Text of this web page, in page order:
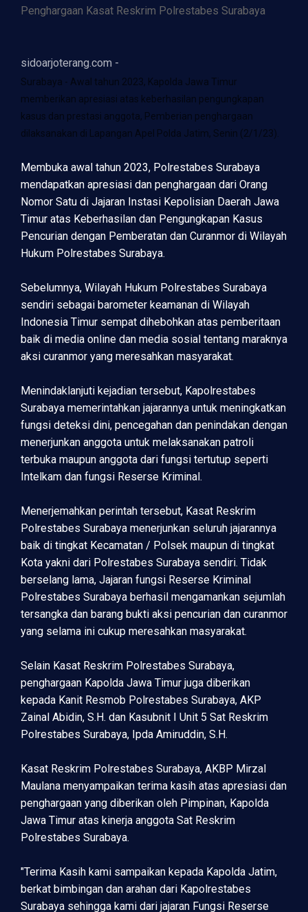
sidoarjoterang.com -
Surabaya - Awal tahun 2023, Kapolda Jawa Timur
memberikan apresiasi atas keberhasilan pengungkapan
kasus dan prestasi anggota, Pemberian penghargaan
dilaksanakan di Lapangan Apel Polda Jatim, Senin (2/1/23).
Membuka awal tahun 2023, Polrestabes Surabaya
mendapatkan apresiasi dan penghargaan dari Orang
Nomor Satu di Jajaran Instasi Kepolisian Daerah Jawa
Timur atas Keberhasilan dan Pengungkapan Kasus
Pencurian dengan Pemberatan dan Curanmor di Wilayah
Hukum Polrestabes Surabaya.
Sebelumnya, Wilayah Hukum Polrestabes Surabaya
sendiri sebagai barometer keamanan di Wilayah
Indonesia Timur sempat dihebohkan atas pemberitaan
baik di media online dan media sosial tentang maraknya
aksi curanmor yang meresahkan masyarakat.
Menindaklanjuti kejadian tersebut, Kapolrestabes
Surabaya memerintahkan jajarannya untuk meningkatkan
fungsi deteksi dini, pencegahan dan penindakan dengan
menerjunkan anggota untuk melaksanakan patroli
terbuka maupun anggota dari fungsi tertutup seperti
Intelkam dan fungsi Reserse Kriminal.
Menerjemahkan perintah tersebut, Kasat Reskrim
Polrestabes Surabaya menerjunkan seluruh jajarannya
baik di tingkat Kecamatan / Polsek maupun di tingkat
Kota yakni dari Polrestabes Surabaya sendiri. Tidak
berselang lama, Jajaran fungsi Reserse Kriminal
Polrestabes Surabaya berhasil mengamankan sejumlah
tersangka dan barang bukti aksi pencurian dan curanmor
yang selama ini cukup meresahkan masyarakat.
Selain Kasat Reskrim Polrestabes Surabaya,
penghargaan Kapolda Jawa Timur juga diberikan
kepada Kanit Resmob Polrestabes Surabaya, AKP
Zainal Abidin, S.H. dan Kasubnit I Unit 5 Sat Reskrim
Polrestabes Surabaya, Ipda Amiruddin, S.H.
Kasat Reskrim Polrestabes Surabaya, AKBP Mirzal
Maulana menyampaikan terima kasih atas apresiasi dan
penghargaan yang diberikan oleh Pimpinan, Kapolda
Jawa Timur atas kinerja anggota Sat Reskrim
Polrestabes Surabaya.
"Terima Kasih kami sampaikan kepada Kapolda Jatim,
berkat bimbingan dan arahan dari Kapolrestabes
Surabaya sehingga kami dari jajaran Fungsi Reserse